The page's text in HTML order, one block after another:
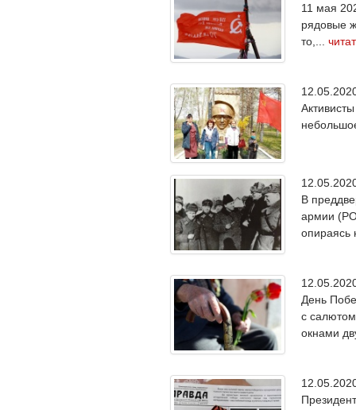
11 мая
рядовые
то,...
В
армии
опираясь
День
с
окнами